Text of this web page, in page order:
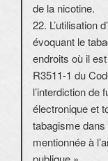
de la nicotine.
22. L’utilisation
évoquant le
endroits où il
R3511-1 du
l’interdiction de
électronique et
tabagisme
mentionnée à